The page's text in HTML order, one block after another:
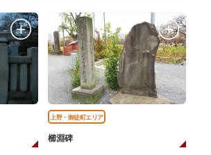
上野・御徒町エリア
櫛淵碑